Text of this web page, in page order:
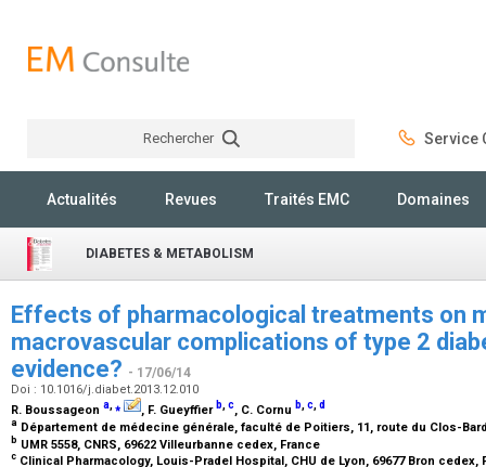
Rechercher Service
Actualités Revues Traités EMC Domaines
DIABETES & METABOLISM
Effects of pharmacological treatments on
macrovascular complications of type 2
evidence? - 17/06/14
Doi : 10.1016/j.diabet.2013.12.010
R. Boussageon a,⁎ , F. Gueyffier b,c, C. Cornu b,c,d
a Département de médecine générale, faculté de Poitiers, 11, route du Clos-
b UMR 5558, CNRS, 69622 Villeurbanne cedex, France
c Clinical Pharmacology, Louis-Pradel Hospital, CHU de Lyon, 69677 Bron cedex,